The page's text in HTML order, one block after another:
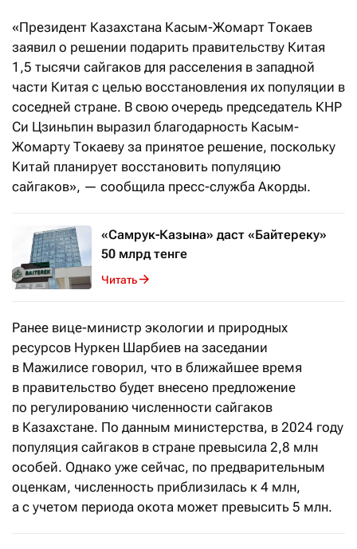
«Президент Казахстана Касым-Жомарт Токаев
заявил о решении подарить правительству Китая
1,5 тысячи сайгаков для расселения в западной
части Китая с целью восстановления их популяции в
соседней стране. В свою очередь председатель КНР
Си Цзиньпин выразил благодарность Касым-
Жомарту Токаеву за принятое решение, поскольку
Китай планирует восстановить популяцию
сайгаков», — сообщила пресс-служба Акорды.
«Самрук-Казына» даст «Байтереку»
50 млрд тенге
Читать
Ранее вице-министр экологии и природных
ресурсов Нуркен Шарбиев на заседании
в Мажилисе говорил, что в ближайшее время
в правительство будет внесено предложение
по регулированию численности сайгаков
в Казахстане. По данным министерства, в 2024 году
популяция сайгаков в стране превысила 2,8 млн
особей. Однако уже сейчас, по предварительным
оценкам, численность приблизилась к 4 млн,
а с учетом периода окота может превысить 5 млн.